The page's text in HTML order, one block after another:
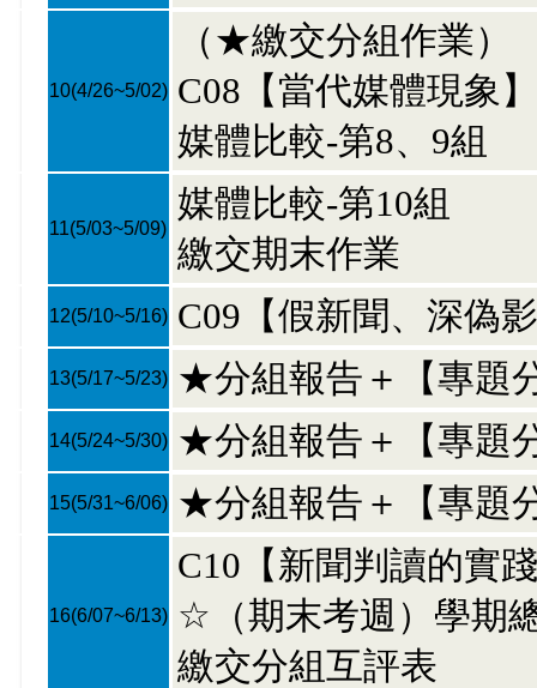
10(4/26~5/02)
（★繳交分組作業）
C08【當代媒體現象】
媒體比較-第8、9組
11(5/03~5/09)
媒體比較-第10組
繳交期末作業
12(5/10~5/16) C09【假新聞、深偽
13(5/17~5/23) ★分組報告＋【專題
14(5/24~5/30) ★分組報告＋【專題
15(5/31~6/06) ★分組報告＋【專題
16(6/07~6/13)
C10【新聞判讀的實
☆（期末考週）學期
繳交分組互評表